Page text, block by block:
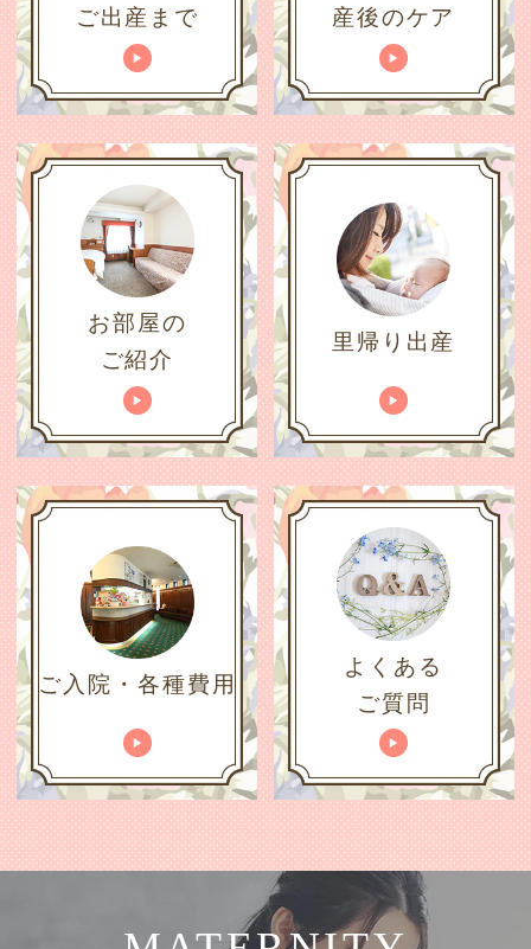
ご出産まで
産後のケア
お部屋の
ご紹介
里帰り出産
ご入院・各種費用
よくある
ご質問